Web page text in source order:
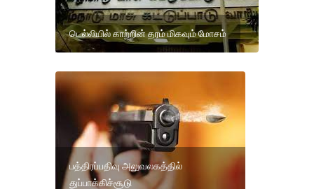
டெல்லியில் காற்றின் தரம் மிகவும் மோசம்
பத்திரப்பதிவு அலுவலகத்தில்
துப்பாக்கிச்சூடு